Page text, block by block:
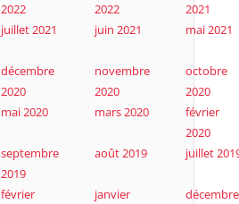
2022
2022
2021
juillet 2021 juin 2021 mai 2021
décembre
2020
novembre
2020
octobre
2020
mai 2020 mars 2020
février
2020
septembre
2019
août 2019 juillet
février
janvier
décembre